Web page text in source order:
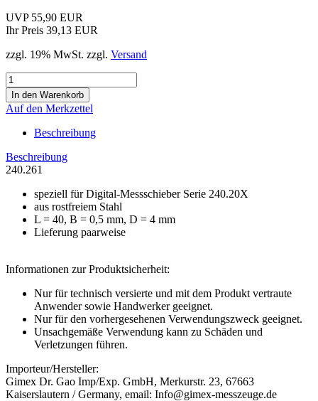
UVP 55,90 EUR
Ihr Preis 39,13 EUR
zzgl. 19% MwSt. zzgl. Versand
Auf den Merkzettel
Beschreibung
Beschreibung
240.261
speziell für Digital-Messschieber Serie 240.20X
aus rostfreiem Stahl
L = 40, B = 0,5 mm, D = 4 mm
Lieferung paarweise
Informationen zur Produktsicherheit:
Nur für technisch versierte und mit dem Produkt vertraute
Anwender sowie Handwerker geeignet.
Nur für den vorhergesehenen Verwendungszweck geeignet.
Unsachgemäße Verwendung kann zu Schäden und
Verletzungen führen.
Importeur/Hersteller:
Gimex Dr. Gao Imp/Exp. GmbH, Merkurstr. 23, 67663
Kaiserslautern / Germany, email: Info@gimex-messzeuge.de